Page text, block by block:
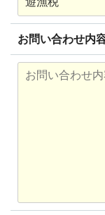
お問い合わせ内